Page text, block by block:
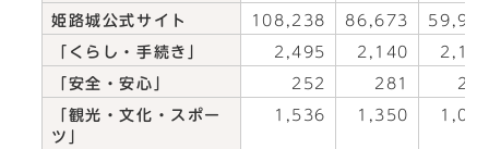
姫路城公式サイト 108,238 86,673
「くらし・手続き」 2,495 2,140
「安全・安心」 252 281
「観光・文化・スポー
ツ」
1,536 1,350